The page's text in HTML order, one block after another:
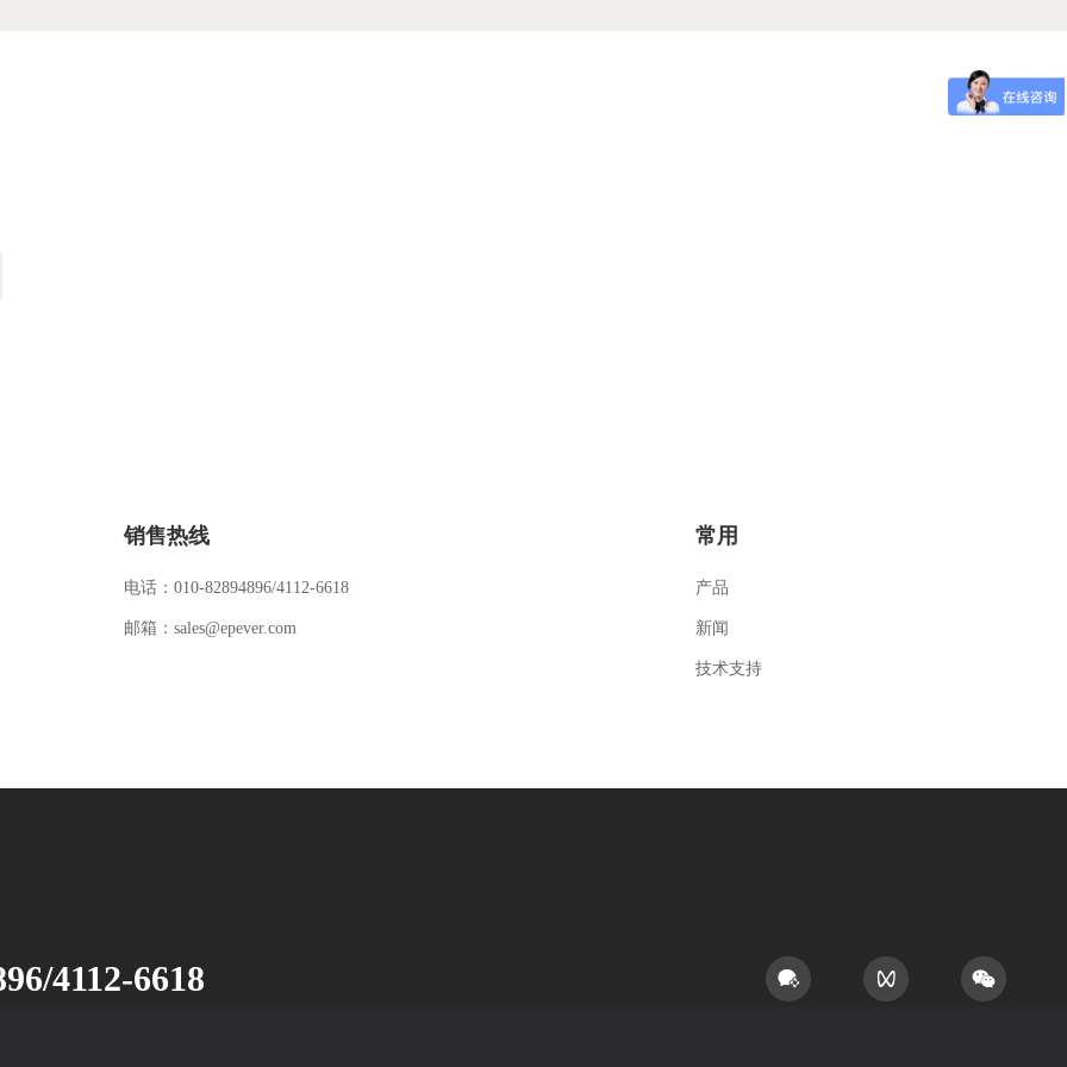
销售热线
电话：010-82894896/4112-6618
邮箱：sales@epever.com
常用
产品
新闻
技术支持
4112-6618